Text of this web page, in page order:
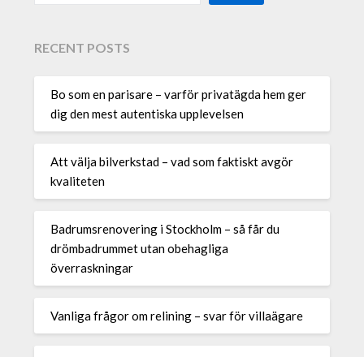
RECENT POSTS
Bo som en parisare – varför privatägda hem ger
dig den mest autentiska upplevelsen
Att välja bilverkstad – vad som faktiskt avgör
kvaliteten
Badrumsrenovering i Stockholm – så får du
drömbadrummet utan obehagliga
överraskningar
Vanliga frågor om relining – svar för villaägare